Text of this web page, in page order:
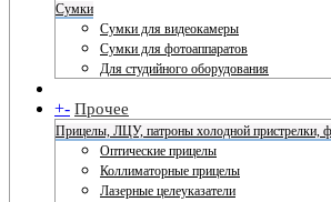
Сумки
Сумки для видеокамеры
Сумки для фотоаппаратов
Для студийного оборудования
+- Прочее
Прицелы, ЛЦУ, патроны холодной пристрелки,
Оптические прицелы
Коллиматорные прицелы
Лазерные целеуказатели